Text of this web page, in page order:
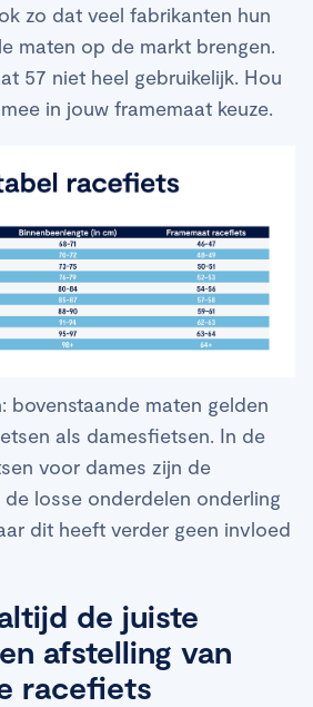
zo dat veel fabrikanten hun
maten op de markt brengen.
57 niet heel gebruikelijk. Hou
in jouw framemaat keuze.
bovenstaande maten gelden
als damesfietsen. In de
voor dames zijn de
losse onderdelen onderling
dit heeft verder geen invloed
de juiste
afstelling van
racefiets